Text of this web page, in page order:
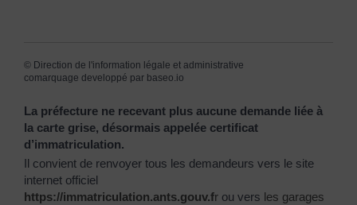
© Direction de l'information légale et administrative
comarquage developpé par baseo.io
La préfecture ne recevant plus aucune demande liée à
la carte grise, désormais appelée certificat
d’immatriculation.
Il convient de renvoyer tous les demandeurs vers le site
internet officiel
https://immatriculation.ants.gouv.fr ou vers les garages